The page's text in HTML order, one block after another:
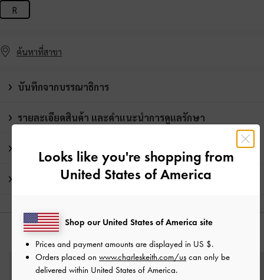
R
ค้นหาที่สาขา
บันทึกจากบรรณาธิการ
รายละเอียดสินค้า และคำแนะนำการดูแลรักษา
การจัดส่ง และการคืนสินค้า
Looks like you're shopping from
United States of America
Shop our United States of America site
Prices and payment amounts are displayed in US $.
Orders placed on www.charleskeith.com/us can only be
delivered within United States of America.